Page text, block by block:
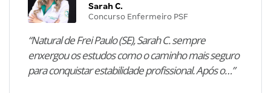
Sarah C.
Concurso Enfermeiro PSF
“Natural de Frei Paulo (SE), Sarah C. sempre
enxergou os estudos como o caminho mais seguro
para conquistar estabilidade profissional. Após o…”